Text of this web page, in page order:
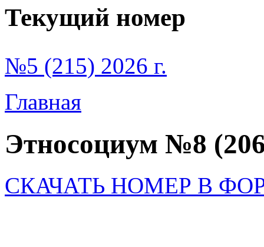
Текущий номер
№5 (215) 2026 г.
Главная
Этносоциум №8
СКАЧАТЬ НОМЕР В